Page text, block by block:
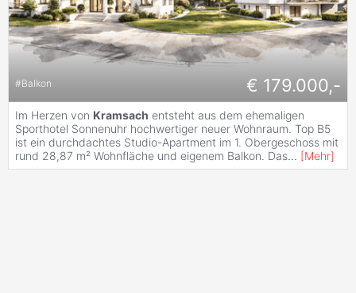
#Balkon € 179.000,-
Im Herzen von Kramsach entsteht aus dem ehemaligen
Sporthotel Sonnenuhr hochwertiger neuer Wohnraum. Top B5
ist ein durchdachtes Studio-Apartment im 1. Obergeschoss mit
rund 28,87 m² Wohnfläche und eigenem Balkon. Das... [Mehr]